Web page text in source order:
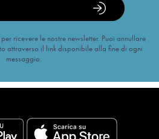
ricevere le nostre newsletter. Puoi annullare
attraverso il link disponibile alla fine di ogni
messaggio.